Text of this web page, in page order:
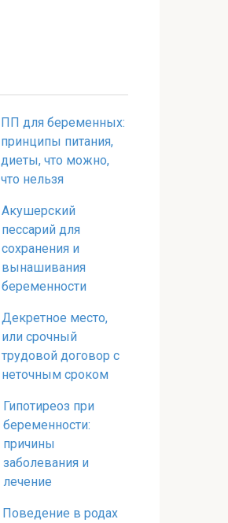
ПП для беременных:
принципы питания,
диеты, что можно,
что нельзя
Акушерский
пессарий для
сохранения и
вынашивания
беременности
Декретное место,
или срочный
трудовой договор с
неточным сроком
Гипотиреоз при
беременности:
причины
заболевания и
лечение
Поведение в родах